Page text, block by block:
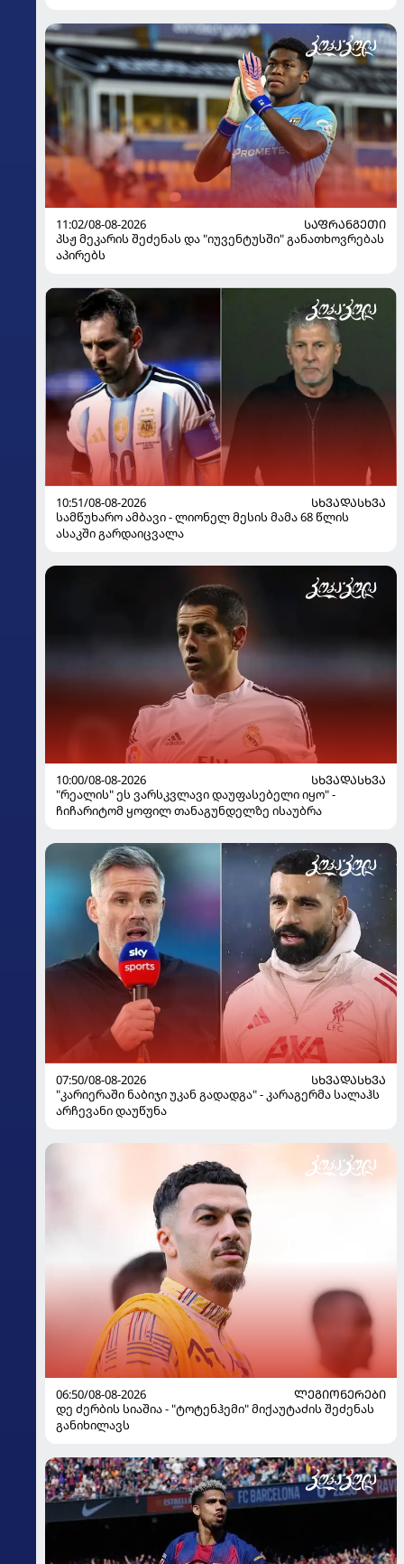
11:02/08-08-2026
ᲡᲐᲤᲠᲐᲜᲒᲔᲗᲘ
პსჟ მეკარის შეძენას და "იუვენტუსში" განათხოვრებას
აპირებს
10:51/08-08-2026
ᲡᲮᲕᲐᲓᲐᲡᲮᲕᲐ
სამწუხარო ამბავი - ლიონელ მესის მამა 68 წლის
ასაკში გარდაიცვალა
10:00/08-08-2026
ᲡᲮᲕᲐᲓᲐᲡᲮᲕᲐ
"რეალის" ეს ვარსკვლავი დაუფასებელი იყო" -
ჩიჩარიტომ ყოფილ თანაგუნდელზე ისაუბრა
07:50/08-08-2026
ᲡᲮᲕᲐᲓᲐᲡᲮᲕᲐ
"კარიერაში ნაბიჯი უკან გადადგა" - კარაგერმა სალაჰს
არჩევანი დაუწუნა
06:50/08-08-2026
ᲚᲔᲒᲘᲝᲜᲔᲠᲔᲑᲘ
დე ძერბის სიაშია - "ტოტენჰემი" მიქაუტაძის შეძენას
განიხილავს